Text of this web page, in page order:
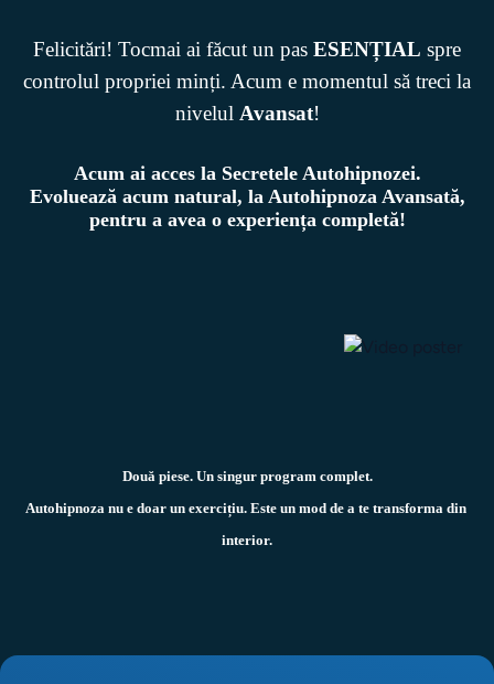
Felicitări! Tocmai ai făcut un pas ESENȚIAL spre
controlul propriei minți. Acum e momentul să treci la
nivelul Avansat!
Acum ai acces la Secretele Autohipnozei.
Evoluează acum natural, la Autohipnoza Avansată,
pentru a avea o experiența completă!
Două piese. Un singur program complet.
Autohipnoza nu e doar un exercițiu. Este un mod de a te transforma din
interior.